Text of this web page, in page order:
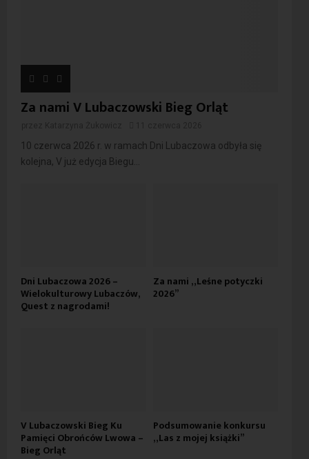
Za nami V Lubaczowski Bieg Orląt
10 czerwca 2026 r. w ramach Dni Lubaczowa odbyła się
kolejna, V już edycja Biegu...
Dni Lubaczowa 2026 –
Wielokulturowy Lubaczów,
Quest z nagrodami!
Za nami „Leśne potyczki
2026”
V Lubaczowski Bieg Ku
Pamięci Obrońców Lwowa –
Bieg Orląt
Podsumowanie konkursu
„Las z mojej książki”